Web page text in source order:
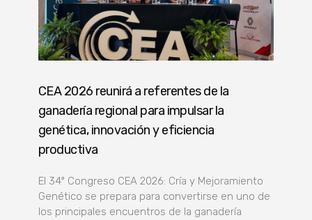
CEA 2026 reunirá a referentes de la
ganadería regional para impulsar la
genética, innovación y eficiencia
productiva
El 34º Congreso CEA 2026: Cría y Mejoramiento
Genético se prepara para convertirse en uno de
los principales encuentros de la ganadería